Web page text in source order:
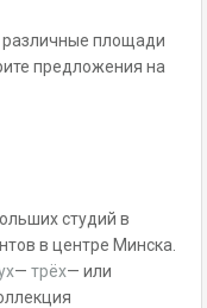
различные площади
предложения на
студий в
в центре Минска.
— трёх— или